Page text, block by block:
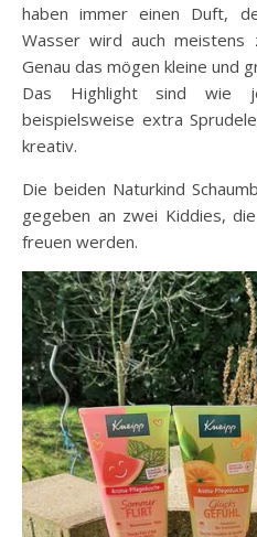
haben immer einen Duft,
Wasser wird auch
Genau das mögen kleine und
Das Highlight sind wie
beispielsweise extra
kreativ.
Die beiden Naturkind
gegeben an zwei Kiddies,
freuen werden.